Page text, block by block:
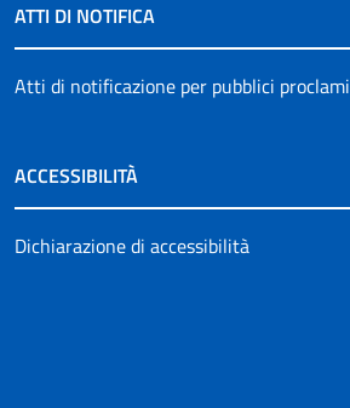
ATTI DI NOTIFICA
Atti di notificazione per pubblici proclami
ACCESSIBILITÀ
Dichiarazione di accessibilità